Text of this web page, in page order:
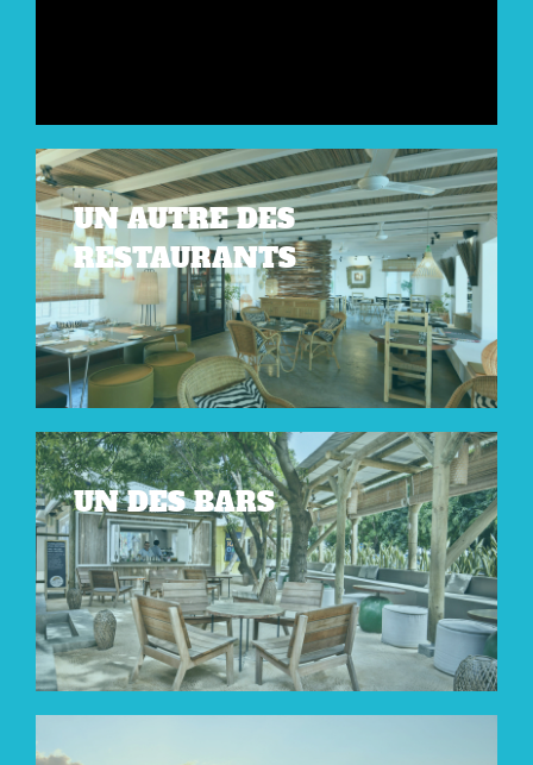
UN AUTRE DES
RESTAURANTS
UN DES BARS